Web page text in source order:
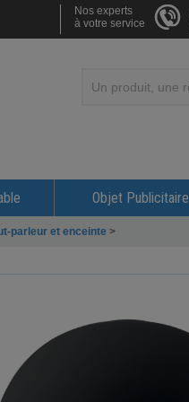
Nos experts
à votre service
Objet Publicitaire
parleur et enceinte >